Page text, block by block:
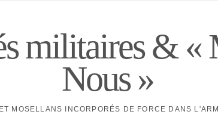
militaires & «
Nous »
MOSELLANS INCORPORÉS DE FORCE DANS